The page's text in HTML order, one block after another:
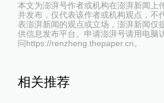
本文为澎湃号作者或机构在澎湃新闻上
并发布，仅代表该作者或机构观点，不
表澎湃新闻的观点或立场，澎湃新闻仅
供信息发布平台。申请澎湃号请用电脑
问https://renzheng.thepaper.cn。
相关推荐